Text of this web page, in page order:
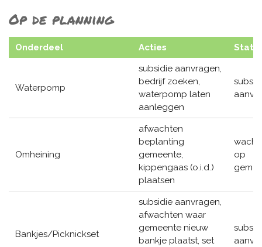
Op de planning
Onderdeel Acties
Waterpomp
subsidie aanvragen,
bedrijf zoeken,
waterpomp laten
aanleggen
Omheining
afwachten
beplanting
gemeente,
kippengaas (o.i.d.)
plaatsen
op
Bankjes/Picknickset
subsidie aanvragen,
afwachten waar
gemeente nieuw
bankje plaatst, set